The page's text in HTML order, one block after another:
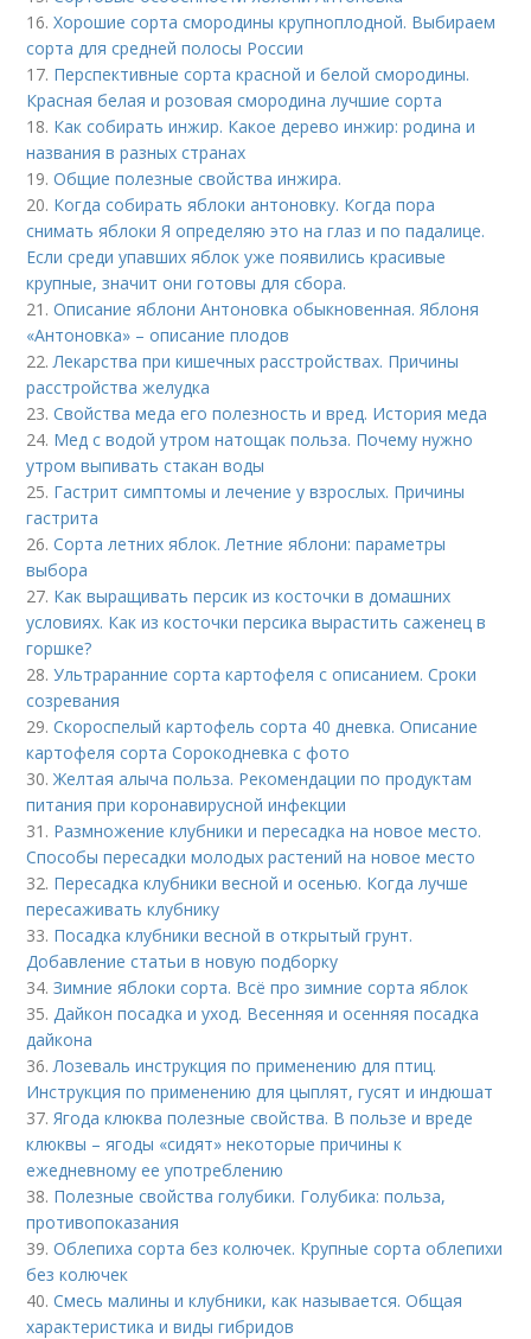
16.Хорошие сорта смородины крупноплодной. Выбираем
сорта для средней полосы России
17. Перспективные сорта красной и белой смородины.
Красная белая и розовая смородина лучшие сорта
18. Как собирать инжир. Какое дерево инжир: родина и
названия в разных странах
19.Общие полезные свойства инжира.
20. Когда собирать яблоки антоновку. Когда пора
снимать яблоки Я определяю это на глаз и по падалице.
Если среди упавших яблок уже появились красивые
крупные, значит они готовы для сбора.
21.Описание яблони Антоновка обыкновенная. Яблоня
«Антоновка» – описание плодов
22. Лекарства при кишечных расстройствах. Причины
расстройства желудка
23.Свойства меда его полезность и вред. История меда
24. Мед с водой утром натощак польза. Почему нужно
утром выпивать стакан воды
25. Гастрит симптомы и лечение у взрослых. Причины
гастрита
26.Сорта летних яблок. Летние яблони: параметры
выбора
27. Как выращивать персик из косточки в домашних
условиях. Как из косточки персика вырастить саженец в
горшке?
28.Ультраранние сорта картофеля с описанием. Сроки
созревания
29.Скороспелый картофель сорта 40 дневка. Описание
картофеля сорта Сорокодневка с фото
30.Желтая алыча польза. Рекомендации по продуктам
питания при коронавирусной инфекции
31. Размножение клубники и пересадка на новое место.
Способы пересадки молодых растений на новое место
32. Пересадка клубники весной и осенью. Когда лучше
пересаживать клубнику
33. Посадка клубники весной в открытый грунт.
Добавление статьи в новую подборку
34.Зимние яблоки сорта. Всё про зимние сорта яблок
35. Дайкон посадка и уход. Весенняя и осенняя посадка
дайкона
36. Лозеваль инструкция по применению для птиц.
Инструкция по применению для цыплят, гусят и индюшат
37. Ягода клюква полезные свойства. В пользе и вреде
клюквы – ягоды «сидят» некоторые причины к
ежедневному ее употреблению
38. Полезные свойства голубики. Голубика: польза,
противопоказания
39.Облепиха сорта без колючек. Крупные сорта облепихи
без колючек
40.Смесь малины и клубники, как называется. Общая
характеристика и виды гибридов